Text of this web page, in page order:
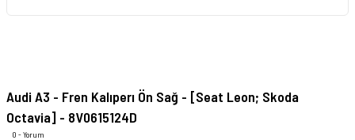
Audi A3 - Fren Kalıperı Ön Sağ - [Seat Leon; Skoda
Octavia] - 8V0615124D
0 - Yorum